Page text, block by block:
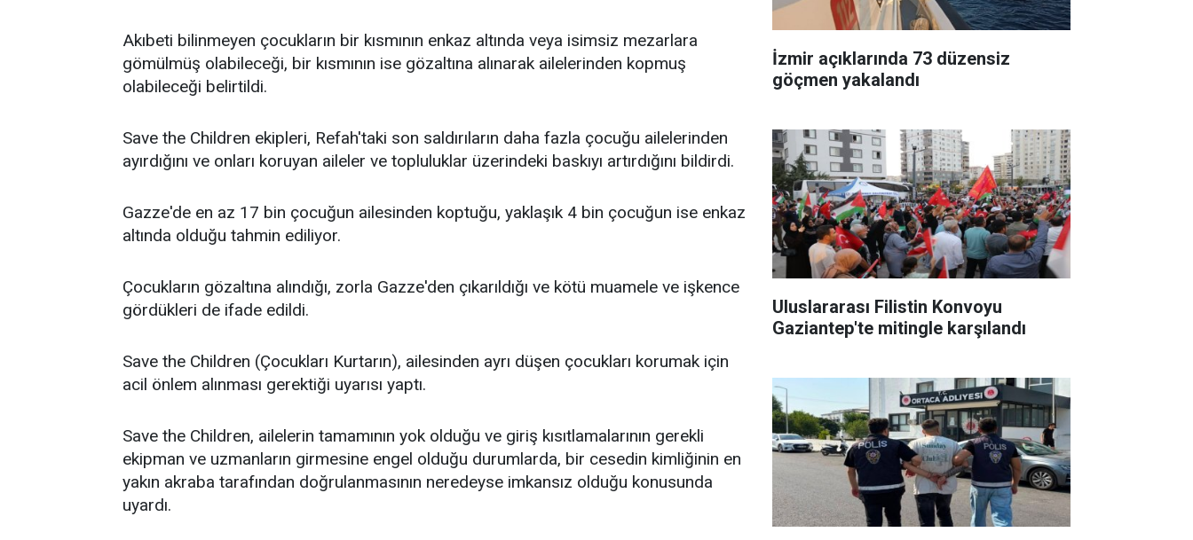
Akıbeti bilinmeyen çocukların bir kısmının enkaz altında veya isimsiz mezarlara
gömülmüş olabileceği, bir kısmının ise gözaltına alınarak ailelerinden kopmuş
olabileceği belirtildi.
Save the Children ekipleri, Refah'taki son saldırıların daha fazla çocuğu ailelerinden
ayırdığını ve onları koruyan aileler ve topluluklar üzerindeki baskıyı artırdığını bildirdi.
Gazze'de en az 17 bin çocuğun ailesinden koptuğu, yaklaşık 4 bin çocuğun ise enkaz
altında olduğu tahmin ediliyor.
Çocukların gözaltına alındığı, zorla Gazze'den çıkarıldığı ve kötü muamele ve işkence
gördükleri de ifade edildi.
Save the Children (Çocukları Kurtarın), ailesinden ayrı düşen çocukları korumak için
acil önlem alınması gerektiği uyarısı yaptı.
Save the Children, ailelerin tamamının yok olduğu ve giriş kısıtlamalarının gerekli
ekipman ve uzmanların girmesine engel olduğu durumlarda, bir cesedin kimliğinin en
yakın akraba tarafından doğrulanmasının neredeyse imkansız olduğu konusunda
uyardı.
İzmir açıklarında 73 düzensiz
göçmen yakalandı
Uluslararası Filistin Konvoyu
Gaziantep'te mitingle karşılandı